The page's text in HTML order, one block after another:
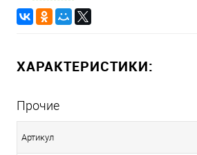
ХАРАКТЕРИСТИКИ:
Прочие
Артикул